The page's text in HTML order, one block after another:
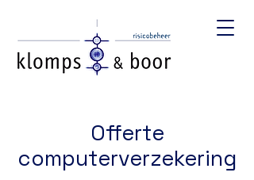
Offerte
computerverzekering